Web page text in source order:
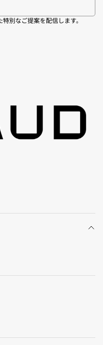
別なご提案を配信します。